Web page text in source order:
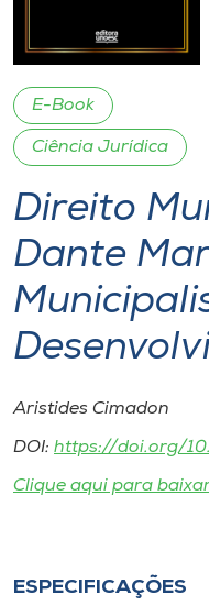
Cultura
CPA
Editora
Rádio
E-Book
Ciência Jurídica
Direito
Dante
Aristides Cimadon
DOI: https://doi.org/
Clique aqui para
ESPECIFICAÇÕES